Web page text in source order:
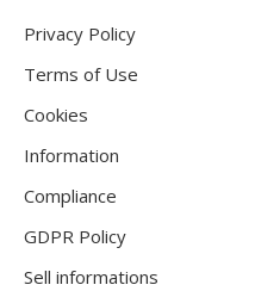
Privacy Policy
Terms of Use
Cookies
Information
Compliance
GDPR Policy
Sell informations